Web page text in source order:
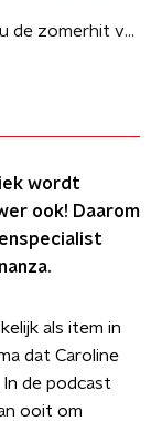
Hebben Caroline en Mike nou de zomerhit van 2020 gedraaid?
wordt
ook! Daarom
als item in
dat Caroline
de podcast
ooit om